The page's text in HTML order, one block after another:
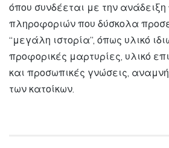
όπου συνδέεται με την
πληροφοριών που δύσκολα
“μεγάλη ιστορία”, όπως υλικό
προφορικές μαρτυρίες, υλικό
και προσωπικές γνώσεις,
των κατοίκων.